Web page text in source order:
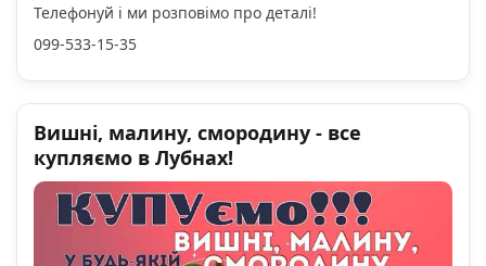
Телефонуй і ми розповімо про деталі!
099-533-15-35
Вишні, малину, смородину - все
купляємо в Лубнах!